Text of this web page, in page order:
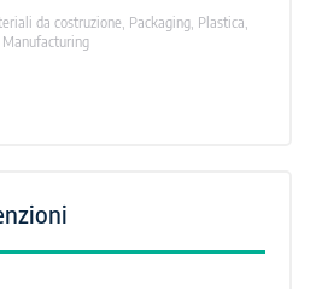
da costruzione, Packaging, Plastica,
Manufacturing